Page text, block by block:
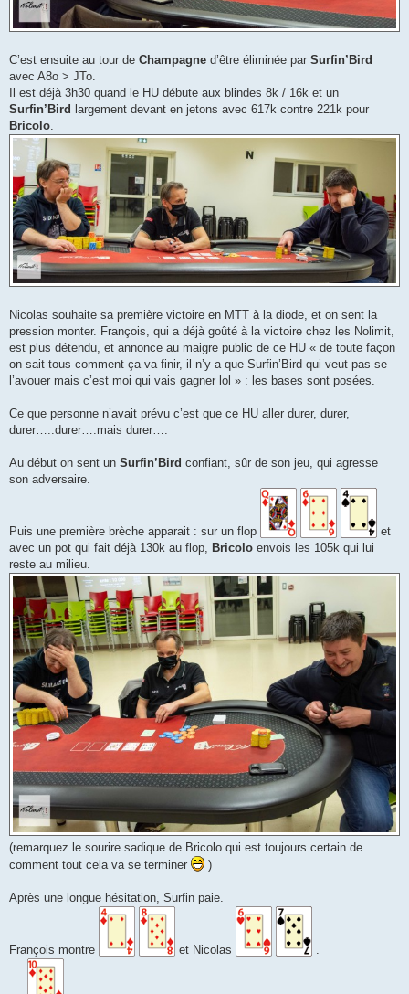
C’est ensuite au tour de Champagne d’être éliminée par Surfin’Bird
avec A8o > JTo.
Il est déjà 3h30 quand le HU débute aux blindes 8k / 16k et un
Surfin’Bird largement devant en jetons avec 617k contre 221k pour
Bricolo.
Nicolas souhaite sa première victoire en MTT à la diode, et on sent la
pression monter. François, qui a déjà goûté à la victoire chez les Nolimit,
est plus détendu, et annonce au maigre public de ce HU « de toute façon
on sait tous comment ça va finir, il n’y a que Surfin’Bird qui veut pas se
l’avouer mais c’est moi qui vais gagner lol » : les bases sont posées.
Ce que personne n’avait prévu c’est que ce HU aller durer, durer,
durer…..durer….mais durer….
Au début on sent un Surfin’Bird confiant, sûr de son jeu, qui agresse
son adversaire.
Puis une première brèche apparait : sur un flop
et
avec un pot qui fait déjà 130k au flop, Bricolo envois les 105k qui lui
reste au milieu.
(remarquez le sourire sadique de Bricolo qui est toujours certain de
comment tout cela va se terminer
)
Après une longue hésitation, Surfin paie.
François montre et Nicolas .